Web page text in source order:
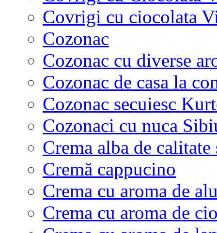
Covrigi cu ciocolata
Cozonac
Cozonac cu diverse
Cozonac de casa la
Cozonac secuiesc
Cozonaci cu nuca
Crema alba de calitate
Cremă cappucino
Crema cu aroma de
Crema cu aroma de